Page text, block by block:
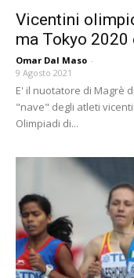
Vicentini
ma Tokyo 2020
Omar Dal Maso -
9 Agosto 2021
E' il nuotatore di Magrè
"nave" degli atleti
Olimpiadi di...